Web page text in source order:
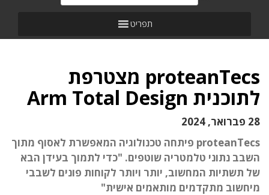
תפריט
proteanTecs מצטרפת
לתוכנית Arm Total Design
28 פברואר, 2024
proteanTecs פיתחה טכנולוגיה המאפשרת לאסוף מתוך
השבב נתוני טלמטריה שוטפים. "כדי לתמוך בעידן הבא
של תשתיות המחשוב, יותר ויותר לקוחות פונים לשבבי
מיחשוב מתקדמים מותאמים אישית"